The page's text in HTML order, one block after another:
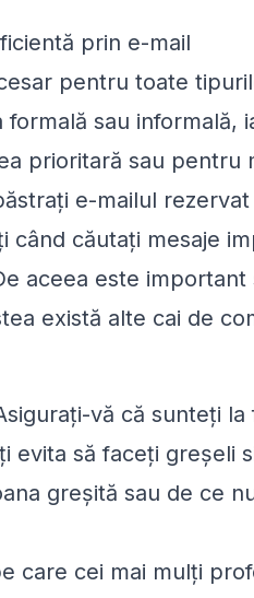
prin e-mail
pentru toate
sau informală,
prioritară sau pentru
e-mailul
căutați mesaje
aceea este important
există alte cai de
vă că sunteți
evita să faceți greșeli
greșită sau de ce
care cei mai mulți